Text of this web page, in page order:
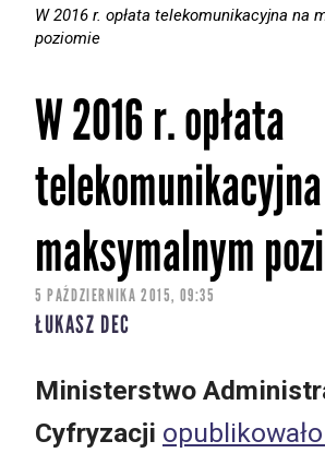
W 2016 r. opłata telekomunikacyjna na
poziomie
W 2016 r. opłata
maksymalnym
5 PAŹDZIERNIKA 2015, 09:35
ŁUKASZ DEC
Ministerstwo
Cyfryzacji